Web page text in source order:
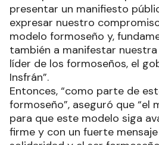
presentar un manifiesto
expresar nuestro
modelo formoseño y,
también a manifestar
líder de los formoseños, el
Insfrán”.
Entonces, “como parte de
formoseño”, aseguró que “el
para que este modelo siga
firme y con un fuerte